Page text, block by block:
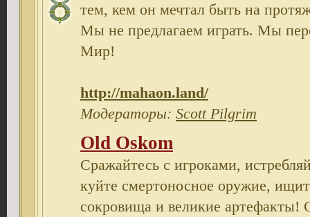
тем, кем он мечтал быть на
Мы не предлагаем играть. Мы
Мир!
http://mahaon.land/
Модераторы: Scott Pilgrim
Old Oskom
Сражайтесь с игроками,
куйте смертоносное оружие,
сокровища и великие артефакты!